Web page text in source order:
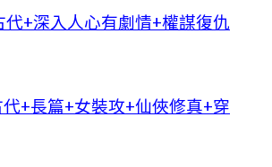
代+深入人心有劇情+權謀復仇
+長篇+女裝攻+仙俠修真+穿